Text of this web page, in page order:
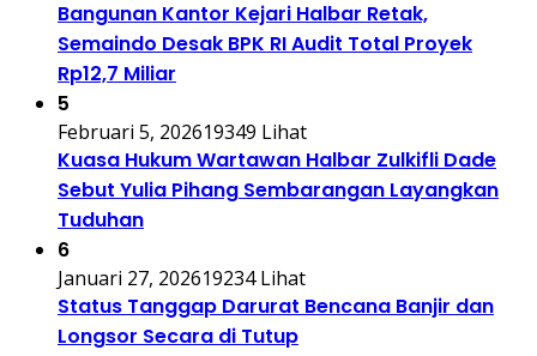
Bangunan Kantor Kejari Halbar Retak,
Semaindo Desak BPK RI Audit Total Proyek
Rp12,7 Miliar
5
Februari 5, 202619349 Lihat
Kuasa Hukum Wartawan Halbar Zulkifli Dade
Sebut Yulia Pihang Sembarangan Layangkan
Tuduhan
6
Januari 27, 202619234 Lihat
Status Tanggap Darurat Bencana Banjir dan
Longsor Secara di Tutup